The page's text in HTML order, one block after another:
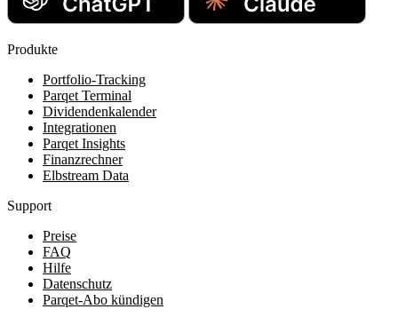
Produkte
Portfolio-Tracking
Parqet Terminal
Dividendenkalender
Integrationen
Parqet Insights
Finanzrechner
Elbstream Data
Support
Preise
FAQ
Hilfe
Datenschutz
Parqet-Abo kündigen